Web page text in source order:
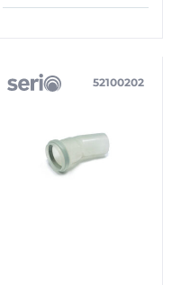
52100202